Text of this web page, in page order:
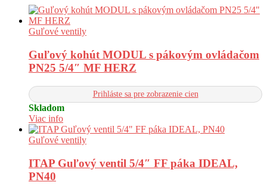
Guľové ventily
Guľový kohút MODUL s pákovým ovládačom
PN25 5/4″ MF HERZ
Prihláste sa pre zobrazenie cien
Skladom
Viac info
Guľové ventily
ITAP Guľový ventil 5/4″ FF páka IDEAL,
PN40